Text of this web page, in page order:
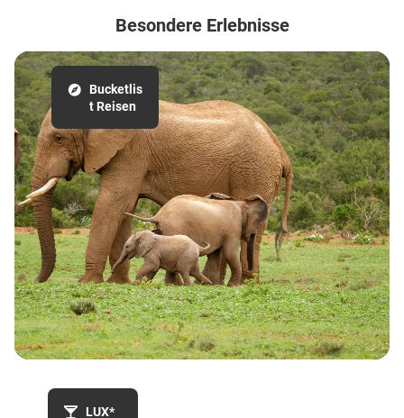
Besondere Erlebnisse
Bucketlis
t Reisen
LUX*